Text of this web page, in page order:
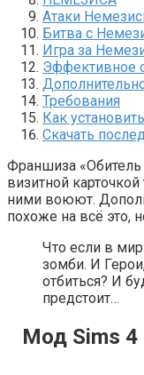
Атаки
Битва с
Игра за
Эффективное
Требования
Как
Скачать
Франшиза «Обитель
визитной
ними воюют.
похоже на всё это,
Что если в
зомби. И
отбиться? И
предстоит…
Мод Sims 4